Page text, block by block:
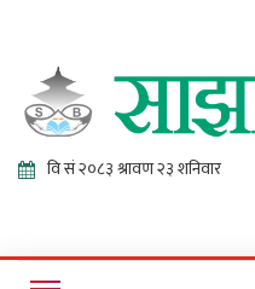
Online News Portal